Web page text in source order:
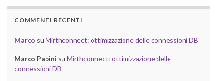
COMMENTI RECENTI
Marco su Mirthconnect: ottimizzazione delle connessioni DB
Marco Papini su Mirthconnect: ottimizzazione delle
connessioni DB